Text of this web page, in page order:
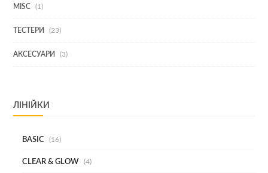
MISC 11
ТЕСТЕРИ
2323
АКСЕСУАРИ
33
ЛІНІЙКИ
BASIC 16
CLEAR & GLOW 4